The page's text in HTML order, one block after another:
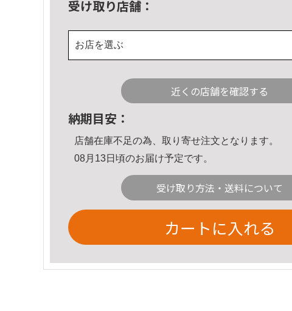
受け取り店舗：
お店を選ぶ
近くの店舗を確認する
納期目安：
店舗在庫不足の為、取り寄せ注文となります。
08月13日頃のお届け予定です。
受け取り方法・送料について
カートに入れる